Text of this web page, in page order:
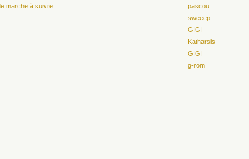
marche à suivre
pascou
sweeep
GIGI
Katharsis
GIGI
g-rom